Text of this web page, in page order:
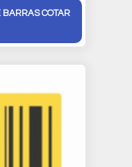
BARRAS COTAR